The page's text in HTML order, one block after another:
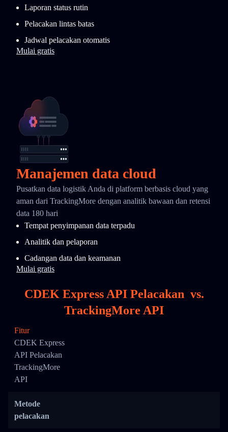
Laporan status rutin
Pelacakan lintas batas
Jadwal pelacakan otomatis
Mulai gratis
Manajemen data cloud
Pusatkan data logistik Anda di platform berbasis cloud yang
aman dari TrackingMore dengan analitik bawaan dan retensi
data 180 hari
Tempat penyimpanan data terpadu
Analitik dan pelaporan
Cadangan data dan keamanan
Mulai gratis
CDEK Express API Pelacakan vs.
TrackingMore API
Fitur
CDEK Express
API Pelacakan
TrackingMore
API
Metode
pelacakan